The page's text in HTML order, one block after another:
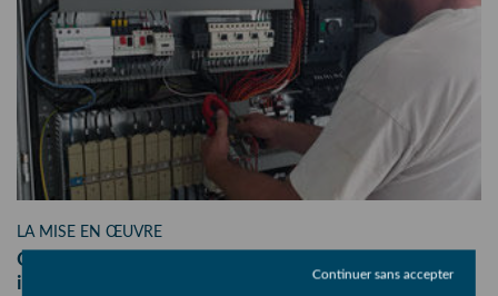
LA MISE EN ŒUVRE
Quatre ateliers spécifiques : électricité,
informatique, soudure et montageContinuer sans accepter